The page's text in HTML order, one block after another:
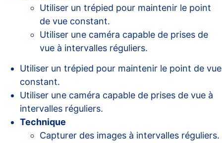
Utiliser un trépied pour maintenir le point
de vue constant.
Utiliser une caméra capable de prises de
vue à intervalles réguliers.
Utiliser un trépied pour maintenir le point de vue
constant.
Utiliser une caméra capable de prises de vue à
intervalles réguliers.
Technique
Capturer des images à intervalles réguliers.